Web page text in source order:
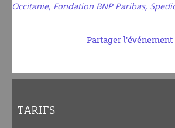
Occitanie, Fondation BNP Paribas,
Partager l'événement
TARIFS